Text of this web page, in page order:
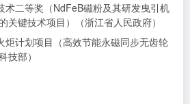
二等奖（NdFeB磁粉及其研发曳引机
关键技术项目）（浙江省人民政府）
计划项目（高效节能永磁同步无齿轮
技部）